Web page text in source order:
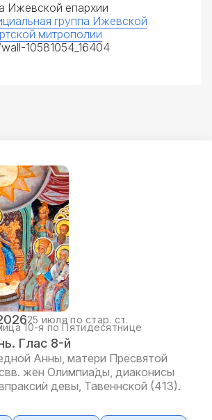
Ижевской епархии
группа Ижевской
митрополии
10581054_16404
25 июля по стар. ст.
10-я по Пятидесятнице
Глас 8-й
Анны, матери Пресвятой
жен Олимпиа́ды, диаконисы
девы, Тавеннской (413).